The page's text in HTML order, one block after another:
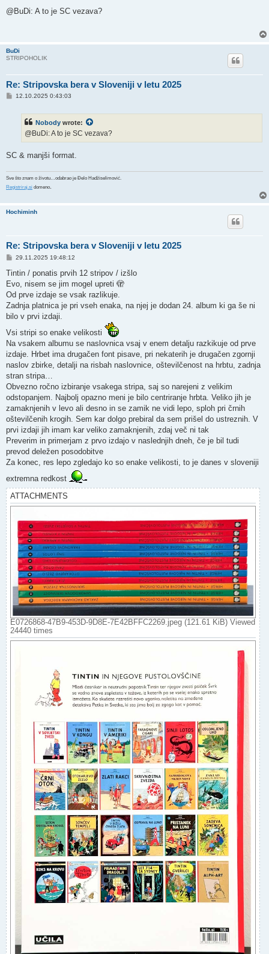
s
@BuDi: A to je SC vezava?
BuDi
STRIPOHOLIK
Re: Stripovska bera v Sloveniji v letu 2025
P12.10.2025 0:43:03
Nobody wrote:
@BuDi: A to je SC vezava?
SC & manjši format.
Sve što znam o životu…odabrao je Đelo Hadžiselimović.
Registriraj.si domeno.
Hochiminh
Re: Stripovska bera v Sloveniji v letu 2025
P
s
29.11.2025 19:48:12
Tintin / ponatis prvih 12 stripov / izšlo
Evo, nisem se jim mogel upreti 🫣
Od prve izdaje se vsak razlikuje.
Zadnja platnica je pri vseh enaka, na njej je dodan 24. album ki ga še ni
bilo v prvi izdaji.
Vsi stripi so enake velikosti
Na vsakem albumu se naslovnica vsaj v enem detalju razkikuje od prve
izdaje. Hrbet ima drugačen font pisave, pri nekaterih je drugačen zgornji
naslov zbirke, detalji na risbah naslovnice, oštevilčenost na hrbtu, zadnja
stran stripa…
Obvezno ročno izbiranje vsakega stripa, saj so narejeni z velikim
odstopanjem. Najbolj opazno meni je bilo centriranje hrbta. Veliko jih je
zamaknjenih v levo ali desno in se zamik ne vidi lepo, sploh pri črnih
oštevilčenih krogih. Sem kar dolgo prebiral da sem prišel do ustreznih. V
prvi izdaji jih imam kar veliko zamaknjenih, zdaj več ni tak
Preverim in primerjam z prvo izdajo v naslednjih dneh, če je bil tudi
prevod deležen posodobitve
Za konec, res lepo zgledajo ko so enake velikosti, to je danes v sloveniji
extremna redkost
ATTACHMENTS
E0726868-47B9-453D-9D8E-7E42BFFC2269.jpeg (121.61 KiB) Viewed
24440 times